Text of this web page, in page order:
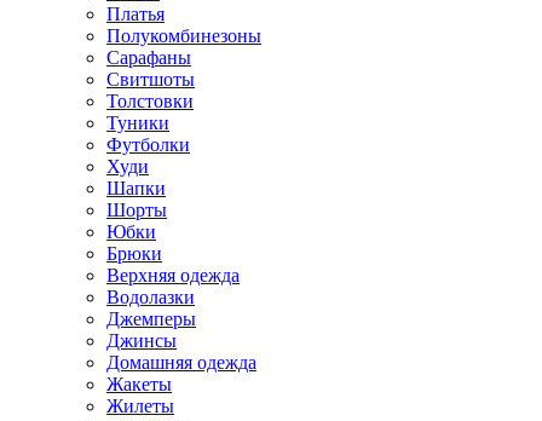
Платья
Полукомбинезоны
Сарафаны
Свитшоты
Толстовки
Туники
Футболки
Худи
Шапки
Шорты
Юбки
Брюки
Верхняя одежда
Водолазки
Джемперы
Джинсы
Домашняя одежда
Жакеты
Жилеты